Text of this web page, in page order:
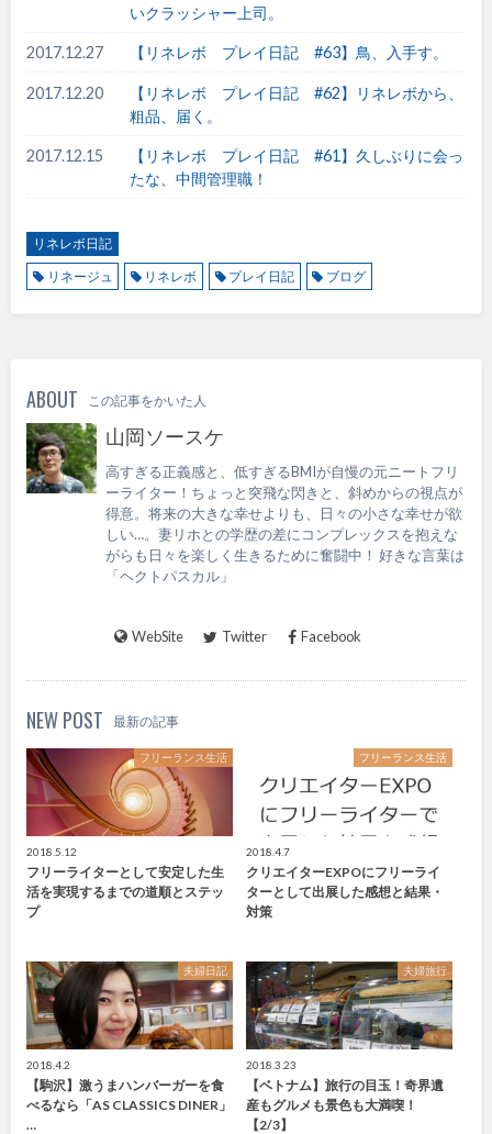
いクラッシャー上司。
2017.12.27 【リネレボ プレイ日記 #63】鳥、入手す。
2017.12.20
【リネレボ プレイ日記 #62】リネレボから、
粗品、届く。
2017.12.15
【リネレボ プレイ日記 #61】久しぶりに会っ
たな、中間管理職！
リネレボ日記
リネージュ
リネレボ プレイ日記 ブログ
ABOUT この記事をかいた人
山岡ソースケ
高すぎる正義感と、低すぎるBMIが自慢の元ニートフリ
ーライター！ちょっと突飛な閃きと、斜めからの視点が
得意。将来の大きな幸せよりも、日々の小さな幸せが欲
しい…。妻リホとの学歴の差にコンプレックスを抱えな
がらも日々を楽しく生きるために奮闘中！ 好きな言葉は
「ヘクトパスカル」
WebSite Twitter Facebook
NEW POST 最新の記事
フリーランス生活
2018.5.12
フリーライターとして安定した生
活を実現するまでの道順とステッ
プ
フリーランス生活
2018.4.7
クリエイターEXPOにフリーライ
ターとして出展した感想と結果・
対策
夫婦日記
2018.4.2
【駒沢】激うまハンバーガーを食
べるなら「AS CLASSICS DINER」
…
夫婦旅行
2018.3.23
【ベトナム】旅行の目玉！奇界遺
産もグルメも景色も大満喫！
【2/3】